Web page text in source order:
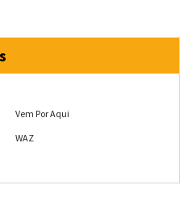
Vem Por Aqui
WAZ